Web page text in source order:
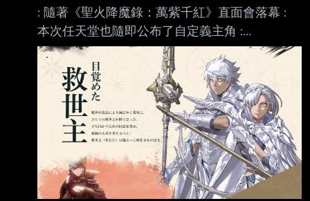
: 隨著《聖火降魔錄：萬紫千紅》直面會落幕 :
本次任天堂也隨即公布了自定義主角 :
https://i.mopix.cc/yYE52i.jpg : 眼尖的網友發現 :
本次自定義主角並非分男與女 : 而是Type-A以及
Type-B : 此舉被部分對於DEI要素敏感的玩家認
定 : 老任也開始為了西方進步價值開始擁抱DEI :
https://i.mopix.cc/efcITv.jpg 感覺很多人完全沒看
介面長怎樣，就開始亂罵 這邊圖片介面左上角
不就寫說是 Body type select 那選項用 ty